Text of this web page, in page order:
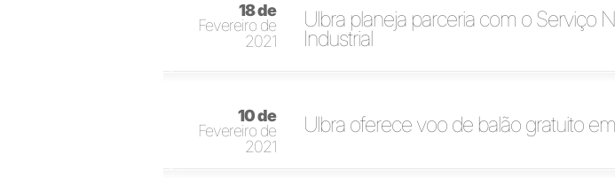
18 de
Fevereiro de
2021
Ulbra planeja parceria com o Serviço
Industrial
10 de
Fevereiro de
2021
Ulbra oferece voo de balão gratuito